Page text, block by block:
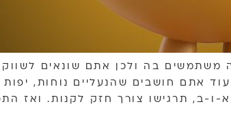
משתמשים בה ולכן אתם שונאים
אתם חושבים שהנעליים נוחות, יפות
ו-ב, תרגישו צורך חזק לקנות. ואז